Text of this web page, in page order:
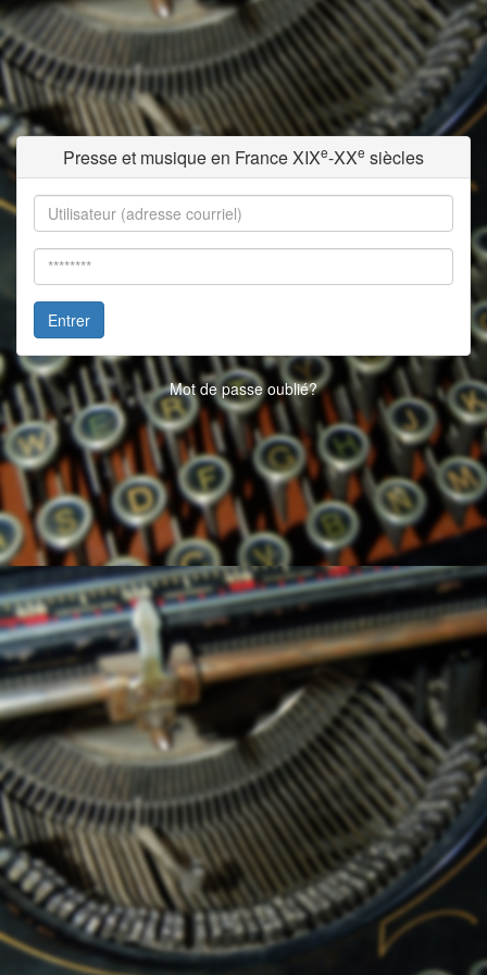
Presse et musique en France XIXe-XXe siècles
Entrer
Mot de passe oublié?